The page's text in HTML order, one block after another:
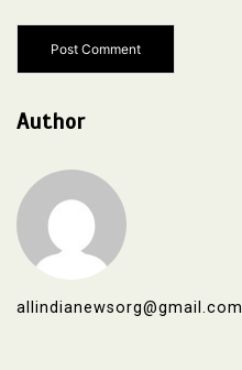
Author
allindianewsorg@gmail.com